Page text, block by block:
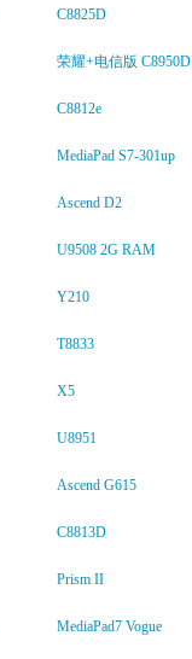
C8825D
荣耀+电信版 C8950D
C8812e
MediaPad S7-301up
Ascend D2
U9508 2G RAM
Y210
T8833
X5
U8951
Ascend G615
C8813D
Prism II
MediaPad7 Vogue